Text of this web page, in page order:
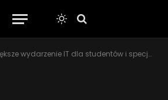
IT dla studentów i specjalistów w Polsce – Warszawskie Dni Informatyki, już 22-23 marca